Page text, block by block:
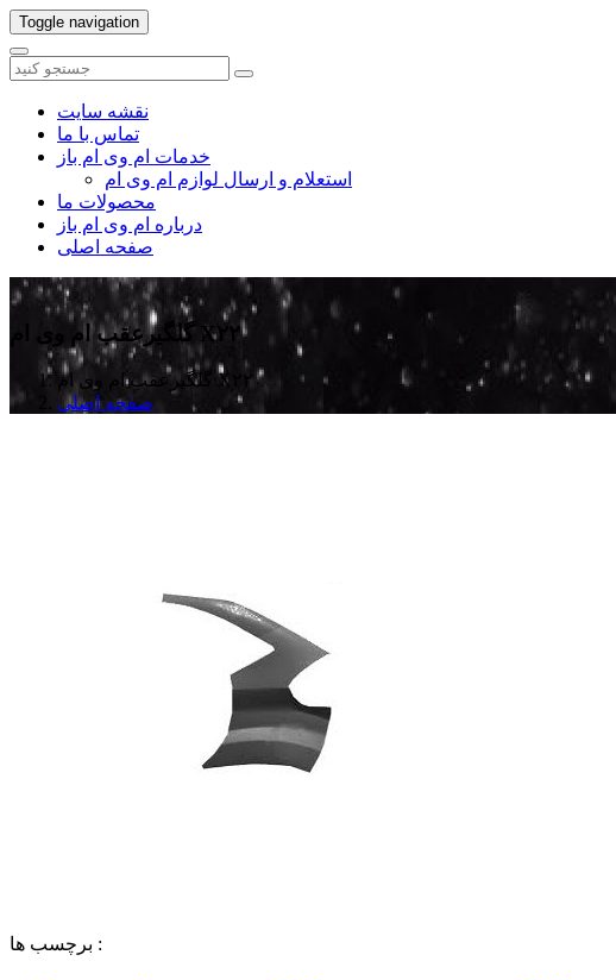
Toggle navigation
نقشه سایت
تماس با ما
خدمات ام وی ام باز
استعلام و ارسال لوازم ام وی ام
محصولات ما
درباره ام وی ام باز
صفحه اصلی
گلگیرعقب ام وی ام X۲۲
گلگیرعقب ام وی ام X۲۲
صفحه اصلی
برچسب ها :